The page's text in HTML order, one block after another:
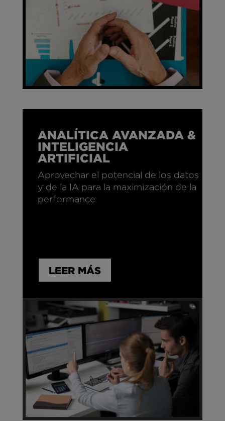
ANALÍTICA AVANZADA &
INTELIGENCIA
ARTIFICIAL
Aprovechar el potencial de los datos
y de la IA para la maximización de la
performance
LEER MÁS